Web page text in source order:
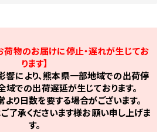
荷物のお届けに停止・遅れが生じてお
ります】
により、熊本県一部地域での出荷停
域での出荷遅延が生じております。
り日数を要する場合がございます。
了承くださいます様お願い申し上げま
す。